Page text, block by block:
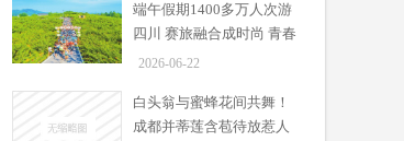
端午假期1400多万人次游
四川 赛旅融合成时尚 青春
旅途是亮点
2026-06-22
白头翁与蜜蜂花间共舞！
成都并蒂莲含苞待放惹人